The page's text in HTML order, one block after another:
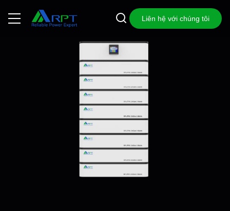
Liên hệ với chúng tôi